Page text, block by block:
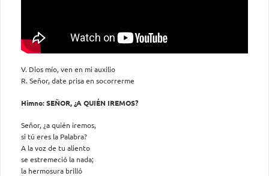
V. Dios mío, ven en mi auxilio
R. Señor, date prisa en socorrerme
Himno: SEÑOR, ¿A QUIÉN IREMOS?
Señor, ¿a quién iremos,
si tú eres la Palabra?
A la voz de tu aliento
se estremeció la nada;
la hermosura brilló